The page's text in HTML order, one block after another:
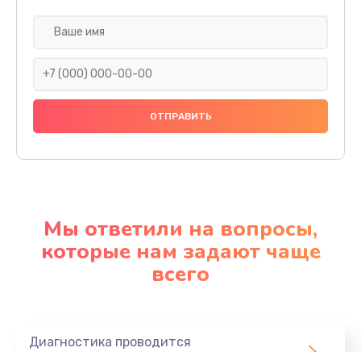
Мы ответили на вопросы,
которые нам задают чаще
всего
Диагностика проводится